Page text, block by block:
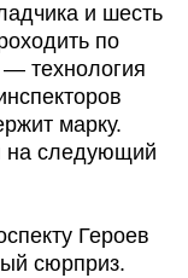
и шесть
по
технология
марку.
на следующий
Героев
сюрприз.